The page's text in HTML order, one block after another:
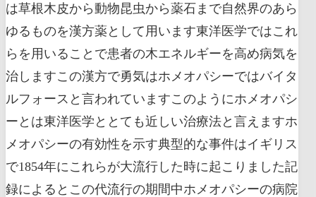
は草根木皮から動物昆虫から薬石まで自然界のあら
ゆるものを漢方薬として用います東洋医学ではこれ
らを用いることで患者の木エネルギーを高め病気を
治しますこの漢方で勇気はホメオパシーではバイタ
ルフォースと言われていますこのようにホメオパシ
ーとは東洋医学ととても近しい治療法と言えますホ
メオパシーの有効性を示す典型的な事件はイギリス
で1854年にこれらが大流行した時に起こりました記
録によるとこの代流行の期間中ホメオパシーの病院